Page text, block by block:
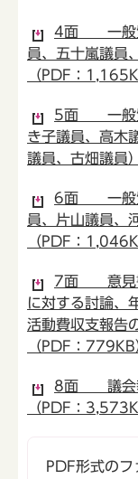
4面 一般質
員、五十嵐議員
（PDF：
5面 一般質
き子議員、高木
議員、古畑議員
6面 一般質
員、片山議員、
（PDF：
7面 意見書
に対する討論、
活動費収支報告
（PDF：779KB
8面 議会報
（PDF：
PDF形式の